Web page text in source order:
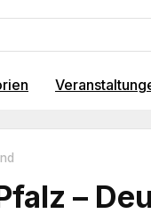
–